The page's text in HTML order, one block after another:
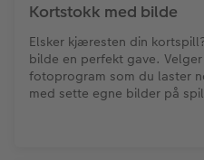
Kortstokk med bilde
Elsker kjæresten din
bilde en perfekt gave.
fotoprogram som du laster
med sette egne bilder på